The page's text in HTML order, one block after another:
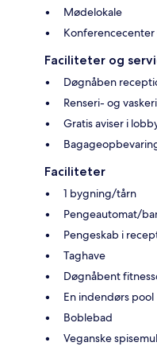
Mødelokale
Faciliteter og
Døgnåben
Renseri- og
Gratis aviser i
Faciliteter
1 bygning/tårn
Pengeautomat/
Pengeskab i
Taghave
Døgnåbent
En indendørs pool
Boblebad
Veganske